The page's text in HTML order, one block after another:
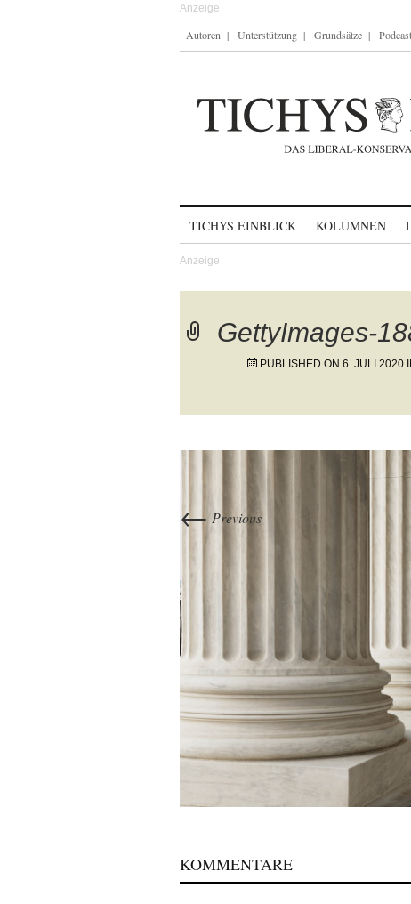
Autoren Unterstützung Grundsätze Podcast
TICHYS EINBLICK KOLUMNEN
GettyImages-
PUBLISHED ON 6. JULI 2020
← Previous
KOMMENTARE